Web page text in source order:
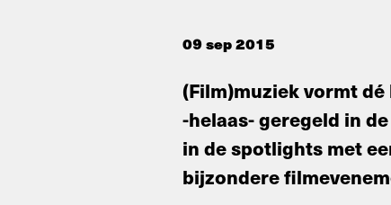
09 sep 2015
(Film)muziek vormt
-helaas- geregeld in
in de spotlights met
bijzondere